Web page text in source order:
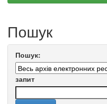
Пошук
Пошук:
запит